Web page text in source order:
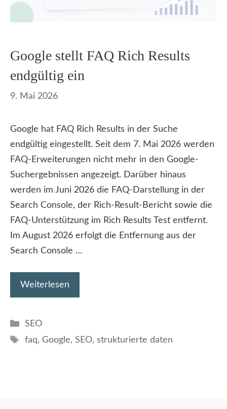
Google stellt FAQ Rich Results
endgültig ein
9. Mai 2026
Google hat FAQ Rich Results in der Suche
endgültig eingestellt. Seit dem 7. Mai 2026 werden
FAQ-Erweiterungen nicht mehr in den Google-
Suchergebnissen angezeigt. Darüber hinaus
werden im Juni 2026 die FAQ-Darstellung in der
Search Console, der Rich-Result-Bericht sowie die
FAQ-Unterstützung im Rich Results Test entfernt.
Im August 2026 erfolgt die Entfernung aus der
Search Console …
Weiterlesen
Kategorien
SEO
Schlagwörter
faq, Google, SEO, strukturierte daten